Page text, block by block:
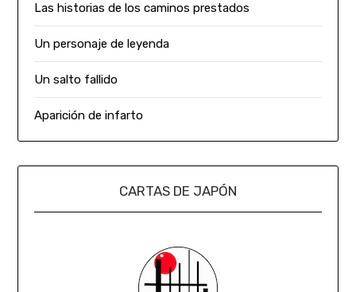
Las historias de los caminos prestados
Un personaje de leyenda
Un salto fallido
Aparición de infarto
CARTAS DE JAPÓN